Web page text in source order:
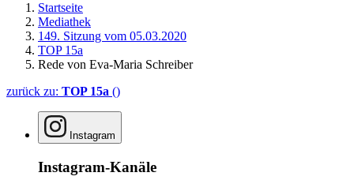
Startseite
Mediathek
149. Sitzung vom 05.03.2020
TOP 15a
Rede von Eva-Maria Schreiber
zurück zu: TOP 15a ()
Instagram
Instagram-Kanäle